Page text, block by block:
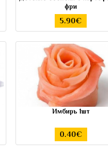
фри
5.90€
Имбирь 1шт
0.40€